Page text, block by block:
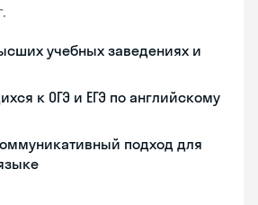
учебных заведениях и
к ОГЭ и ЕГЭ по английскому
подход для